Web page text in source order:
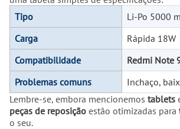
Tipo
Li-Po 5000
Carga
Rápida 18W
Compatibilidade
Redmi Note
Problemas comuns
Inchaço,
Lembre-se, embora mencionemos tablets
peças de reposição estão otimizadas para
o seu.